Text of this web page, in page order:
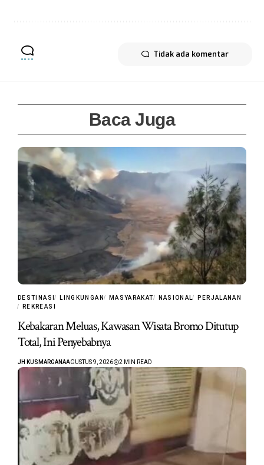
Tidak ada komentar
Baca Juga
DESTINASI LINGKUNGAN MASYARAKAT NASIONAL
PERJALANAN
REKREASI
Kebakaran Meluas, Kawasan Wisata Bromo Ditutup
Total, Ini Penyebabnya
JH KUSMARGANAAGUSTUS 9, 2026 2 MIN READ